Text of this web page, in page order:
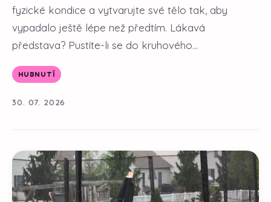
fyzické kondice a vytvarujte své tělo tak, aby
vypadalo ještě lépe než předtím. Lákavá
představa? Pustíte-li se do kruhového...
HUBNUTÍ
30. 07. 2026